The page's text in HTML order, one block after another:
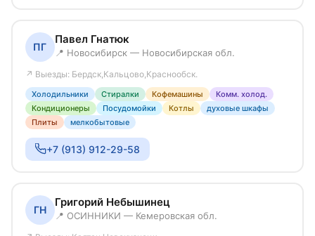
ПГ
Павел Гнатюк
📍 Новосибирск — Новосибирская обл.
↗ Выезды: Бердск,Кальцово,Краснообск.
Холодильники Стиралки Кофемашины
Комм. холод.
Кондиционеры
Посудомойки Котлы
духовые шкафы
Плиты
мелкобытовые
+7 (913) 912-29-58
ГН
Григорий Небышинец
📍 ОСИННИКИ — Кемеровская обл.